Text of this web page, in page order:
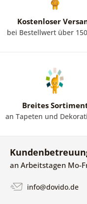
Kostenloser
bei Bestellwert über
Breites
an Tapeten und
an Arbeitstagen Mo-
info@dovido.de